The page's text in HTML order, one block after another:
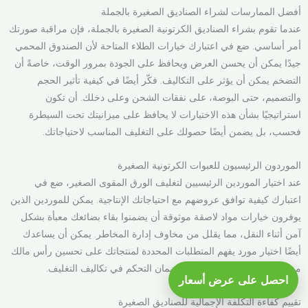
أفضل الممارسات لشراء الصناديق الصغيرة بالجملة
عندما تقوم بشراء الصناديق الكرتونية الصغيرة بالجملة، فإن مراقبة صورتك
أمر أساسي. ضع في اعتبارك خيارات الطلاء المتاحة لأن الصندوق المحمي
جيدًا يمكن أن يحسن العرض ويحافظ على الجودة بمرور الوقت، خاصةً أن
التضخم يمكن أن يؤثر على التكاليف. فكّر أيضًا في كيفية تأثير الحجم
والتصميم، حتى البوصة، على نفقات الشحن وعلى دخلك. أن تكون
استراتيجيًا بشأن هذه الاختيارات لا يحافظ على ميزانيتك تحت السيطرة
فحسب، بل يضمن أيضًا حصولك على التغليف المناسب لاحتياجاتك.
الموردون الرئيسيون للعبوات الكرتونية الصغيرة
عند اختيار الموردين الرئيسيين لتغليف الورق المقوى الصغير، ضع في
اعتبارك كيفية توافق عروضهم مع احتياجاتك الإنتاجية. يمكن للموردين الذين
يوفرون خيارات مواد لاصقة موثوقة أن يضمنوا بقاء بضائعك معبأة بشكل
آمن أثناء النقل، مما يقلل من مخاوف إدارة المخاطر. يمكن أن يساعدك
أيضًا اختيار مورد يفهم المتطلبات المحددة لمنتجاتك على تحسين رأس مالك
من خلال منع الأضرار المكلفة وضمان التحكم في تكاليف التغليف.
تقييم كفاءة التكلفة الإجمالية للصناديق الصغيرة
احصل على عرض أسعار